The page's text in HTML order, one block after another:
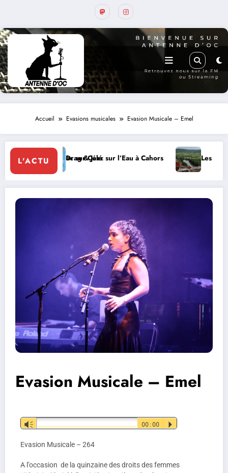
Accueil Evasions musicales Evasion Musicale – Emel
L'ACTU
sur Célé
& Jazz sur l’Eau à Cahors Les rencontres de Belaye,
Evasion Musicale – Emel
Lecteur
audio
Vm 00:00 P
Evasion Musicale – 264
A l’occasion de la quinzaine des droits des femmes